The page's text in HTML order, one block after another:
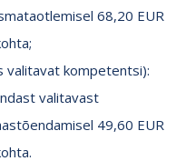
68,20 EUR
valitavat kompetentsi):
valitavast
49,60 EUR